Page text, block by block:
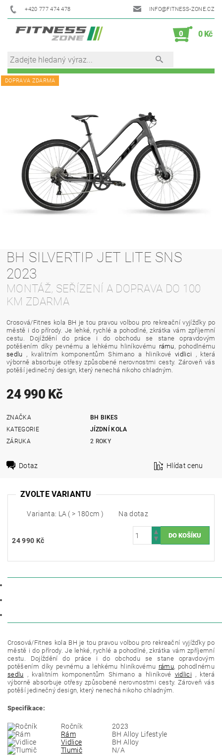
+420 777 474 478 INFO@FITNESS-ZONE.CZ
0 0 Kč
DOPRAVA ZDARMA
BH SILVERTIP JET LITE SNS
2023
MONTÁŽ, SEŘÍZENÍ A DOPRAVA DO 100
KM ZDARMA
Crosová/Fitnes kola BH je tou pravou volbou pro rekreační vyjížďky po
městě i do přírody. Je lehké, rychlé a pohodlné, zkrátka vám zpříjemní
cestu. Dojíždění do práce i do obchodu se stane opravdovým
potěšením díky pevnému a lehkému hliníkovému rámu, pohodlnému
sedlu , kvalitním komponentům Shimano a hliníkovévidlici , která
výborně absorbuje otřesy způsobené nerovnostmi cesty. Zároveň vás
potěší jedinečný design, který nenechá nikoho chladným.
24 990 Kč
ZNAČKA
BH BIKES
KATEGORIE
JÍZDNÍ KOLA
ZÁRUKA
2 ROKY
Dotaz Hlídat cenu
ZVOLTE VARIANTU
Varianta: LA ( > 180cm ) Na dotaz
24 990 Kč
Crosová/Fitnes kola BH je tou pravou volbou pro rekreační vyjížďky po
městě i do přírody. Je lehké, rychlé a pohodlné, zkrátka vám zpříjemní
cestu. Dojíždění do práce i do obchodu se stane opravdovým
potěšením díky pevnému a lehkému hliníkovému rámu, pohodlnému
sedlu , kvalitním komponentům Shimano a hliníkové vidlici , která
výborně absorbuje otřesy způsobené nerovnostmi cesty. Zároveň vás
potěší jedinečný design, který nenechá nikoho chladným.
Specifikace:
Ročník
2023
Rám
BH Alloy Lifestyle
Vidlice
BH Alloy
Tlumič
N/A